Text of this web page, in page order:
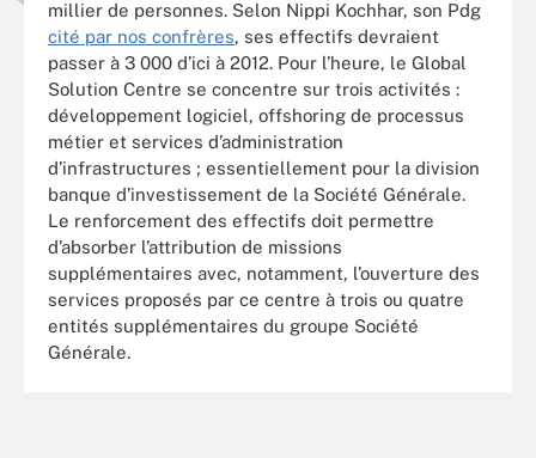
millier de personnes. Selon Nippi Kochhar, son Pdg
cité par nos confrères, ses effectifs devraient
passer à 3 000 d’ici à 2012. Pour l’heure, le Global
Solution Centre se concentre sur trois activités :
développement logiciel, offshoring de processus
métier et services d’administration
d’infrastructures ; essentiellement pour la division
banque d’investissement de la Société Générale.
Le renforcement des effectifs doit permettre
d’absorber l’attribution de missions
supplémentaires avec, notamment, l’ouverture des
services proposés par ce centre à trois ou quatre
entités supplémentaires du groupe Société
Générale.